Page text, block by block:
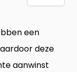
een
deze
aanwinst